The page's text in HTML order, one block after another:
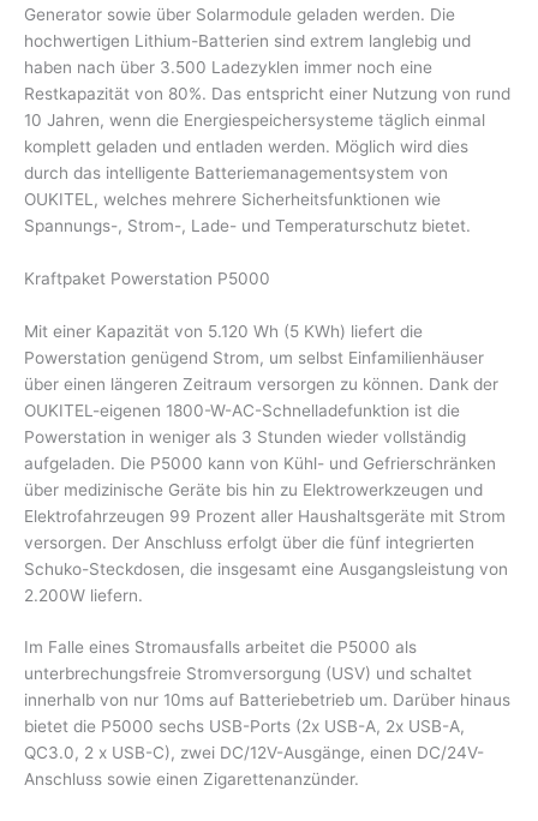
Generator sowie über Solarmodule geladen werden. Die
hochwertigen Lithium-Batterien sind extrem langlebig und
haben nach über 3.500 Ladezyklen immer noch eine
Restkapazität von 80%. Das entspricht einer Nutzung von rund
10 Jahren, wenn die Energiespeichersysteme täglich einmal
komplett geladen und entladen werden. Möglich wird dies
durch das intelligente Batteriemanagementsystem von
OUKITEL, welches mehrere Sicherheitsfunktionen wie
Spannungs-, Strom-, Lade- und Temperaturschutz bietet.
Kraftpaket Powerstation P5000
Mit einer Kapazität von 5.120 Wh (5 KWh) liefert die
Powerstation genügend Strom, um selbst Einfamilienhäuser
über einen längeren Zeitraum versorgen zu können. Dank der
OUKITEL-eigenen 1800-W-AC-Schnelladefunktion ist die
Powerstation in weniger als 3 Stunden wieder vollständig
aufgeladen. Die P5000 kann von Kühl- und Gefrierschränken
über medizinische Geräte bis hin zu Elektrowerkzeugen und
Elektrofahrzeugen 99 Prozent aller Haushaltsgeräte mit Strom
versorgen. Der Anschluss erfolgt über die fünf integrierten
Schuko-Steckdosen, die insgesamt eine Ausgangsleistung von
2.200W liefern.
Im Falle eines Stromausfalls arbeitet die P5000 als
unterbrechungsfreie Stromversorgung (USV) und schaltet
innerhalb von nur 10ms auf Batteriebetrieb um. Darüber hinaus
bietet die P5000 sechs USB-Ports (2x USB-A, 2x USB-A,
QC3.0, 2 x USB-C), zwei DC/12V-Ausgänge, einen DC/24V-
Anschluss sowie einen Zigarettenanzünder.